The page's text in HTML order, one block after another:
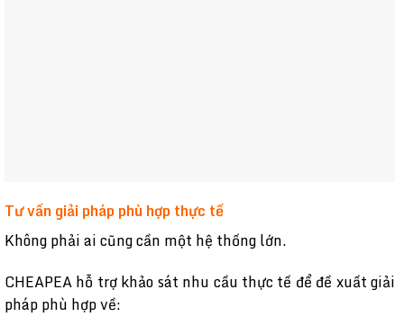
Tư vấn giải pháp phù hợp thực tế
Không phải ai cũng cần một hệ thống lớn.
CHEAPEA hỗ trợ khảo sát nhu cầu thực tế để đề xuất giải
pháp phù hợp về: